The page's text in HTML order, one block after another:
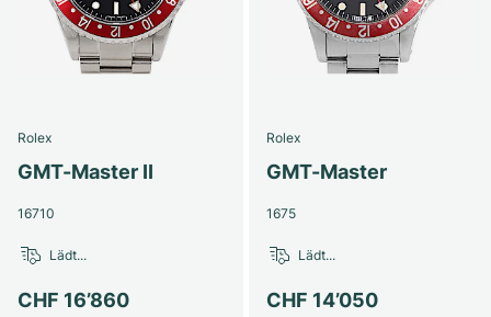
Rolex
GMT-Master II
16710
CHF 16’860
Lädt...
Rolex
GMT-Master
1675
CHF 14’050
Lädt...